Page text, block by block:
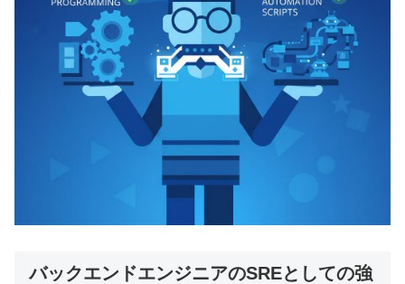
バックエンドエンジニアのSREとしての強